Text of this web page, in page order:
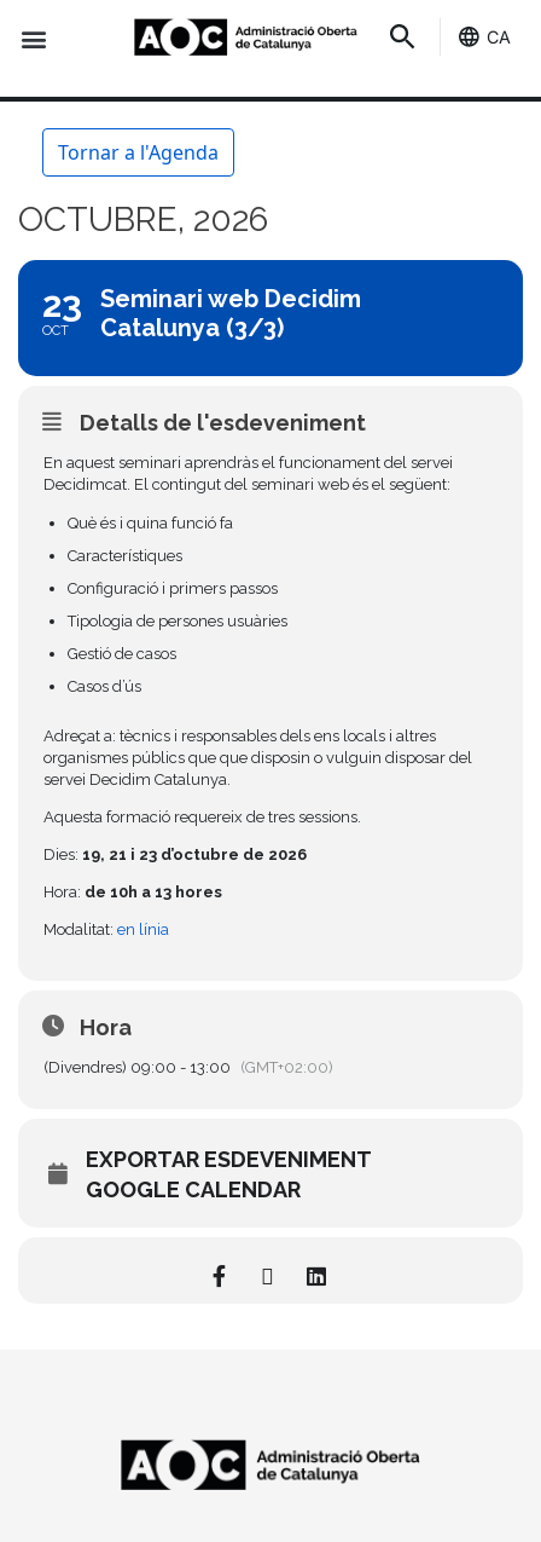
CA
Tornar a l'Agenda
OCTUBRE, 2026
23
OCT
Seminari web Decidim
Catalunya (3/3)
Detalls de l'esdeveniment
En aquest seminari aprendràs el funcionament del servei
Decidimcat. El contingut del seminari web és el següent:
Què és i quina funció fa
Característiques
Configuració i primers passos
Tipologia de persones usuàries
Gestió de casos
Casos d’ús
Adreçat a: tècnics i responsables dels ens locals i altres
organismes públics que que disposin o vulguin disposar del
servei Decidim Catalunya.
Aquesta formació requereix de tres sessions.
Dies: 19, 21 i 23 d’octubre de 2026
Hora: de 10h a 13 hores
Modalitat: en línia
Hora
(Divendres) 09:00 - 13:00 (GMT+02:00)
EXPORTAR ESDEVENIMENT
GOOGLE CALENDAR